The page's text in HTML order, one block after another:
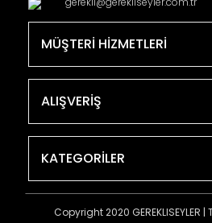
MÜŞTERİ HİZMETLERİ
ALIŞVERİŞ
KATEGORİLER
Copyright 2020 GEREKLISEYLER